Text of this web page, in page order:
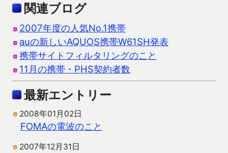
関連ブログ
2007年度の人気No.1携帯
auの新しいAQUOS携帯W61SH発表
携帯サイトフィルタリングのこと
11月の携帯・PHS契約者数
最新エントリー
2008年01月02日
FOMAの電波のこと
2007年12月31日